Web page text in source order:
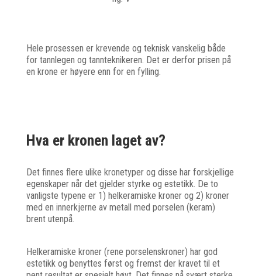
Hele prosessen er krevende og teknisk vanskelig både
for tannlegen og tannteknikeren. Det er derfor prisen på
en krone er høyere enn for en fylling.
Hva er kronen laget av?
Det finnes flere ulike kronetyper og disse har forskjellige
egenskaper når det gjelder styrke og estetikk. De to
vanligste typene er 1) helkeramiske kroner og 2) kroner
med en innerkjerne av metall med porselen (keram)
brent utenpå.
Helkeramiske kroner (rene porselenskroner) har god
estetikk og benyttes først og fremst der kravet til et